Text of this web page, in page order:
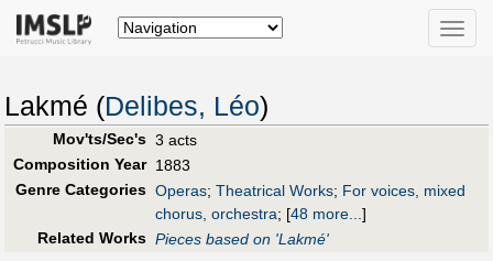
Toggle
Lakmé (Delibes, Léo)
Mov'ts/Sec's 3 acts
Composition Year 1883
Genre Categories Operas; Theatrical Works; For voices, mixed
chorus, orchestra; [48 more...]
Related Works Pieces based on 'Lakmé'